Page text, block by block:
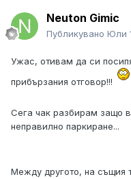
Neuton Gimic
Публикувано Юли
Ужас, отивам да си
прибързания отговор!!!
Сега чак разбирам защо
неправилно паркиране...
Между другото, на същия